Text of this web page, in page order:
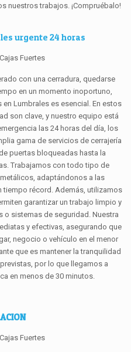
nuestros trabajos. ¡Compruébalo!
urgente 24 horas
Fuertes
con una cerradura, quedarse
en un momento inoportuno,
Lumbrales es esencial. En estos
son clave, y nuestro equipo está
las 24 horas del día, los
gama de servicios de cerrajería
puertas bloqueadas hasta la
Trabajamos con todo tipo de
adaptándonos a las
tiempo récord. Además, utilizamos
garantizar un trabajo limpio y
o sistemas de seguridad. Nuestra
y efectivas, asegurando que
negocio o vehículo en el menor
que es mantener la tranquilidad
por lo que llegamos a
en menos de 30 minutos.
Fuertes